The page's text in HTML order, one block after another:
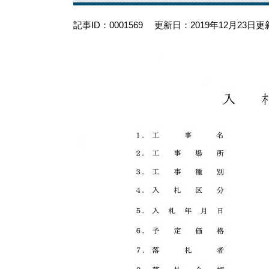
記事ID：0001569 更新日：2019年12月23日更